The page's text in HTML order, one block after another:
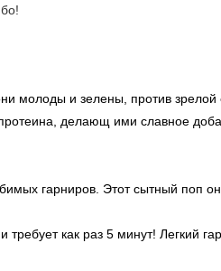
молоды и зелены, против зрелой
делающ ими славное
гарниров. Этот сытный поп
как раз 5 минут! Легкий